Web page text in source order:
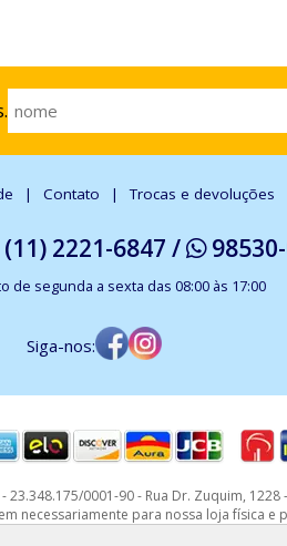
Contato Trocas e devoluções
2221-6847 /
de segunda a sexta das 08:00 às 17:00
Siga-nos:
0001-90 - Rua Dr. Zuquim, 1228 -
para nossa loja física